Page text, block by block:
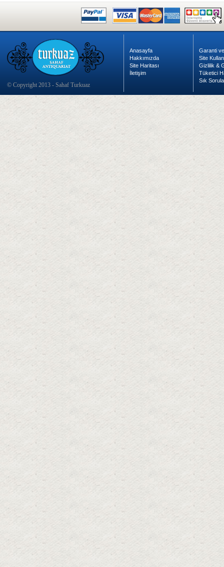
© Copyright 2013 - Sahaf Turkuaz
Anasayfa
Hakkımızda
Site Haritası
İletişim
Garanti
Site
Gizlilik &
Tüketici
Sık